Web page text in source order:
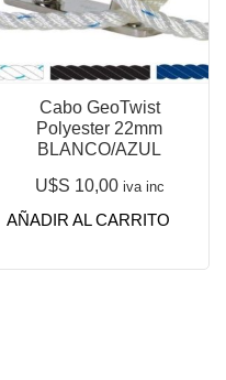
Cabo GeoTwist
Polyester 22mm
BLANCO/AZUL
U$S 10,00 iva inc
AÑADIR AL CARRITO